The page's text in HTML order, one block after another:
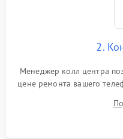
2.
Менеджер колл центра
цене ремонта вашего